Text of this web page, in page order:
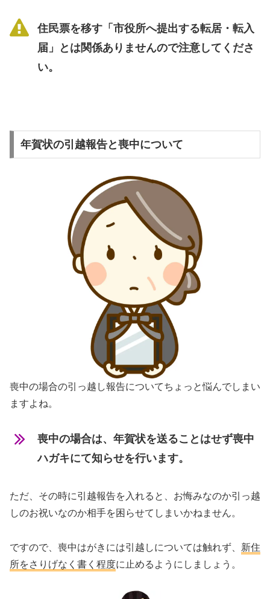
住民票を移す「市役所へ提出する転居・転入
届」とは関係ありませんので注意してくださ
い。
年賀状の引越報告と喪中について
喪中の場合の引っ越し報告についてちょっと悩んでしまい
ますよね。
喪中の場合は、年賀状を送ることはせず喪中
ハガキにて知らせを行います。
ただ、その時に引越報告を入れると、お悔みなのか引っ越
しのお祝いなのか相手を困らせてしまいかねません。
ですので、喪中はがきには引越しについては触れず、 新住
所をさりげなく書く程度に止めるようにしましょう。